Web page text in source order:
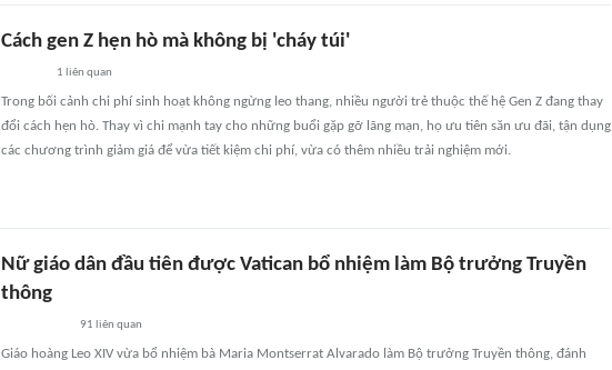
Cách gen Z hẹn hò mà không bị 'cháy túi'
1 liên quan
Trong bối cảnh chi phí sinh hoạt không ngừng leo thang, nhiều người trẻ thuộc thế hệ Gen Z đang thay
đổi cách hẹn hò. Thay vì chi mạnh tay cho những buổi gặp gỡ lãng mạn, họ ưu tiên săn ưu đãi, tận dụng
các chương trình giảm giá để vừa tiết kiệm chi phí, vừa có thêm nhiều trải nghiệm mới.
Nữ giáo dân đầu tiên được Vatican bổ nhiệm làm Bộ trưởng Truyền
thông
91 liên quan
Giáo hoàng Leo XIV vừa bổ nhiệm bà Maria Montserrat Alvarado làm Bộ trưởng Truyền thông, đánh